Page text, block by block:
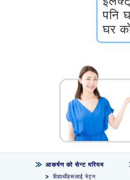
पनि
घर
आकर्षण को सेन्ट मरियम
विद्यार्थीहरूलाई भेट्न